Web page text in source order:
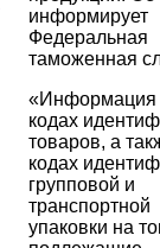
информирует
Федеральная
таможенная
«Информация
кодах
товаров, а
кодах
групповой и
транспортной
упаковки на